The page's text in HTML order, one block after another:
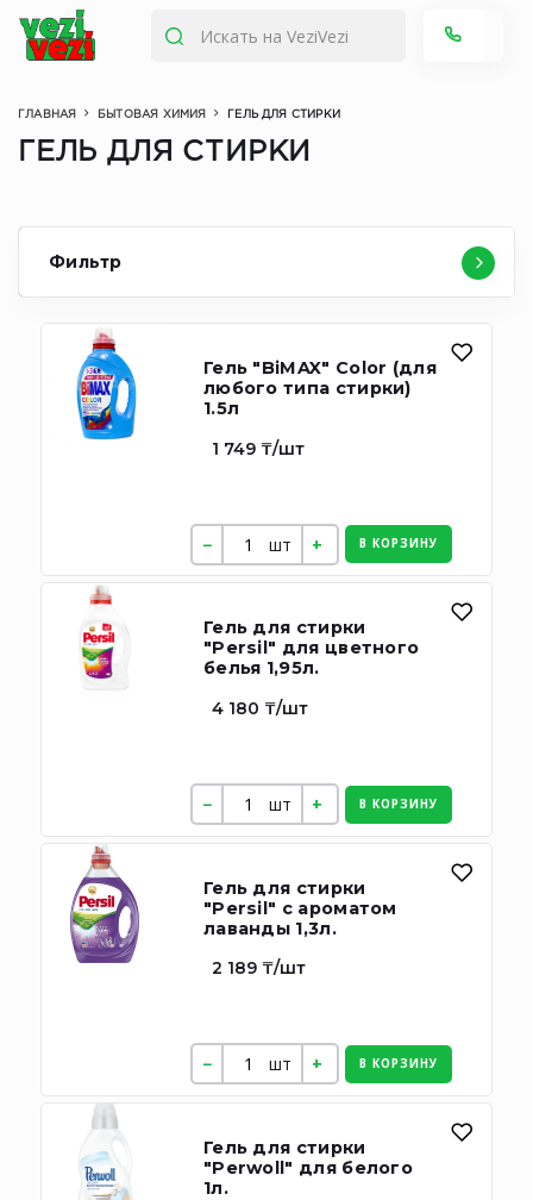
ГЛАВНАЯ БЫТОВАЯ ХИМИЯ ГЕЛЬ ДЛЯ СТИРКИ
ГЕЛЬ ДЛЯ СТИРКИ
Фильтр
Гель "BiMAX" Color (для
любого типа стирки)
1.5л
1 749 ₸/шт
шт В КОРЗИНУ
Гель для стирки
"Persil" для цветного
белья 1,95л.
4 180 ₸/шт
шт В КОРЗИНУ
Гель для стирки
"Persil" с ароматом
лаванды 1,3л.
2 189 ₸/шт
шт В КОРЗИНУ
Гель для стирки
"Perwoll" для белого
1л.